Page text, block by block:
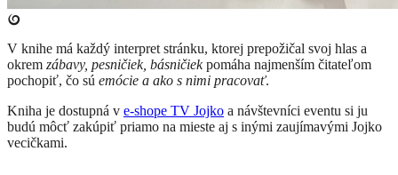
​V knihe má každý interpret stránku, ktorej prepožičal svoj hlas a
okrem zábavy, pesničiek, básničiekpomáha najmenším čitateľom
pochopiť, čo sú emócie a ako s nimi pracovať.
Kniha je dostupná v e-shope TV Jojko a návštevníci eventu si ju
budú môcť zakúpiť priamo na mieste aj s inými zaujímavými Jojko
vecičkami.